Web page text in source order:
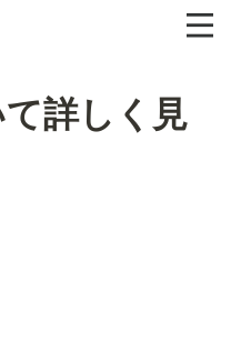
詳しく見